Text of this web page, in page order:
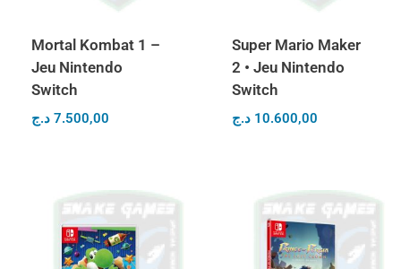
Mortal Kombat 1 –
Jeu Nintendo
Switch
7.500,00 د.ج
Super Mario Maker
2 • Jeu Nintendo
Switch
10.600,00 د.ج